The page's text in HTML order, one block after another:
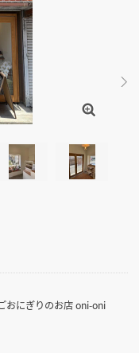
へ
方へ
おにぎりのお店 oni-oni